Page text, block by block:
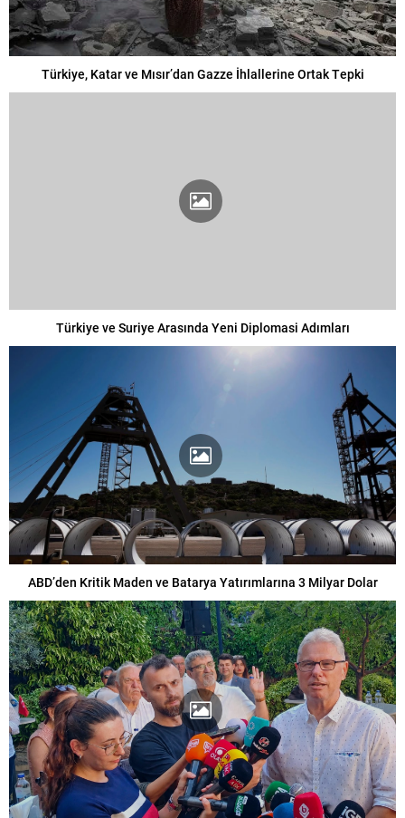
Türkiye, Katar ve Mısır’dan Gazze İhlallerine Ortak Tepki
Türkiye ve Suriye Arasında Yeni Diplomasi Adımları
ABD’den Kritik Maden ve Batarya Yatırımlarına 3 Milyar Dolar